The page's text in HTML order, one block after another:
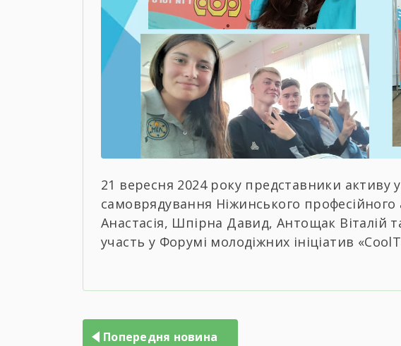
21 вересня 2024 року представники активу
самоврядування Ніжинського
Анастасія, Шпірна Давид, Антощак Віталій
участь у Форумі молодіжних ініціатив
записів
Попередня новина